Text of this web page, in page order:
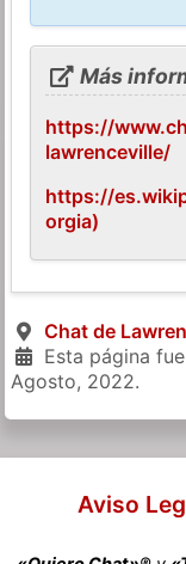
Más
https://
lawrenceville/
https://
orgia)
Chat de
Esta página
Agosto, 2022.
Aviso